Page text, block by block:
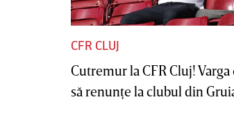
CFR CLUJ
Cutremur la CFR Cluj! Varga
să renunţe la clubul din